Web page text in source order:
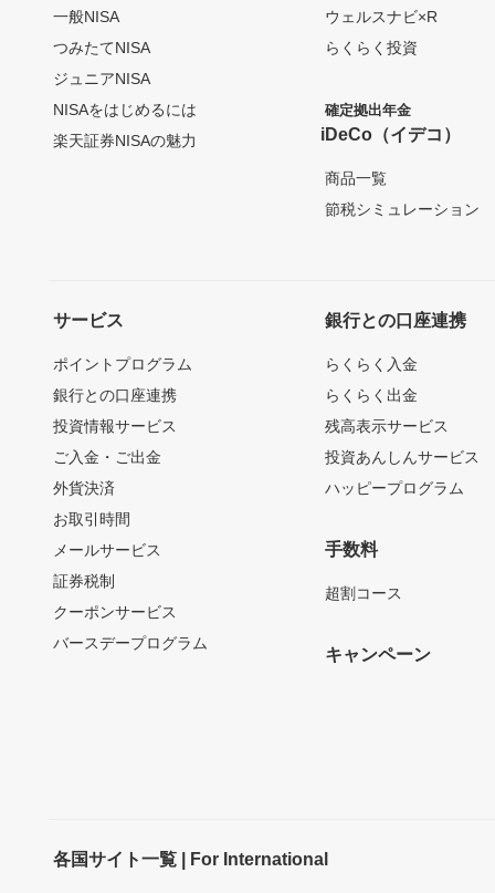
一般NISA
つみたてNISA
ジュニアNISA
NISAをはじめるには
楽天証券NISAの魅力
ウェルスナビ×R
らくらく投資
確定拠出年金
iDeCo（イデコ）
商品一覧
節税シミュレーション
サービス
ポイントプログラム
銀行との口座連携
投資情報サービス
ご入金・ご出金
外貨決済
お取引時間
メールサービス
証券税制
クーポンサービス
バースデープログラム
銀行との口座連携
らくらく入金
らくらく出金
残高表示サービス
投資あんしんサービス
ハッピープログラム
手数料
超割コース
キャンペーン
各国サイト一覧 | For International